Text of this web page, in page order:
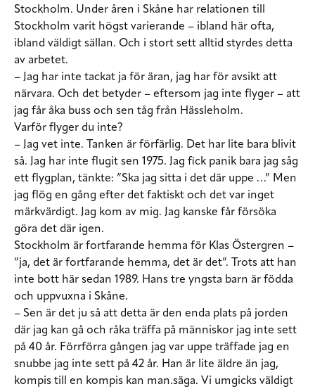
Stockholm. Under åren i Skåne har relationen till
Stockholm varit högst varierande – ibland här ofta,
ibland väldigt sällan. Och i stort sett alltid styrdes detta
av arbetet.
– Jag har inte tackat ja för äran, jag har för avsikt att
närvara. Och det betyder – eftersom jag inte flyger – att
jag får åka buss och sen tåg från Hässleholm.
Varför flyger du inte?
– Jag vet inte. Tanken är förfärlig. Det har lite bara blivit
så. Jag har inte flugit sen 1975. Jag fick panik bara jag såg
ett flygplan, tänkte: ”Ska jag sitta i det där uppe …” Men
jag flög en gång efter det faktiskt och det var inget
märkvärdigt. Jag kom av mig. Jag kanske får försöka
göra det där igen.
Stockholm är fortfarande hemma för Klas Östergren –
”ja, det är fortfarande hemma, det är det”. Trots att han
inte bott här sedan 1989. Hans tre yngsta barn är födda
och uppvuxna i Skåne.
– Sen är det ju så att detta är den enda plats på jorden
där jag kan gå och råka träffa på människor jag inte sett
på 40 år. Förrförra gången jag var uppe träffade jag en
snubbe jag inte sett på 42 år. Han är lite äldre än jag,
kompis till en kompis kan man.säga. Vi umgicks väldigt